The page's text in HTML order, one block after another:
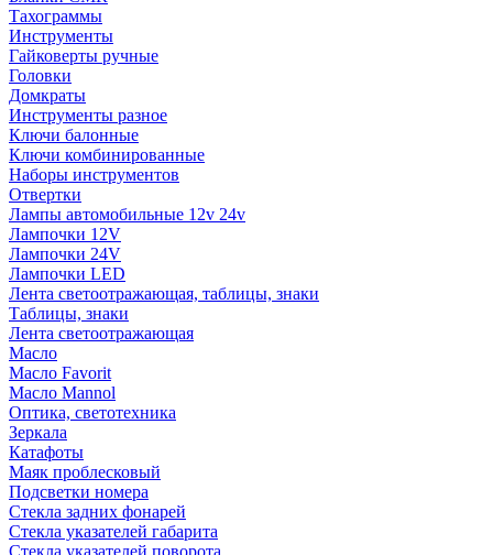
Тахограммы
Инструменты
Гайковерты ручные
Головки
Домкраты
Инструменты разное
Ключи балонные
Ключи комбинированные
Наборы инструментов
Отвертки
Лампы автомобильные 12v 24v
Лампочки 12V
Лампочки 24V
Лампочки LED
Лента светоотражающая, таблицы, знаки
Таблицы, знаки
Лента светоотражающая
Масло
Масло Favorit
Масло Mannol
Оптика, светотехника
Зеркала
Катафоты
Маяк проблесковый
Подсветки номера
Стекла задних фонарей
Стекла указателей габарита